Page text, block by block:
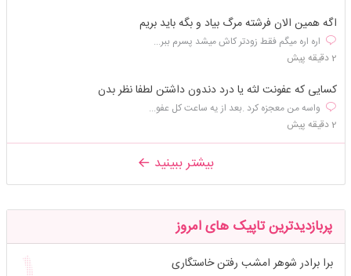
اگه همین الان فرشته مرگ بیاد و بگه باید بریم
اره اره میگم فقط زودتر کاش میشد پسرم ببر...
2 دقیقه پیش
کسایی که عفونت لثه یا درد دندون داشتن لطفا نظر بدن
واسه من معجزه کرد .بعد از یه ساعت کل عفو...
2 دقیقه پیش
بیشتر ببینید
پربازدیدترین تاپیک های امروز
برا برادر شوهر امشب رفتن خاستگاری